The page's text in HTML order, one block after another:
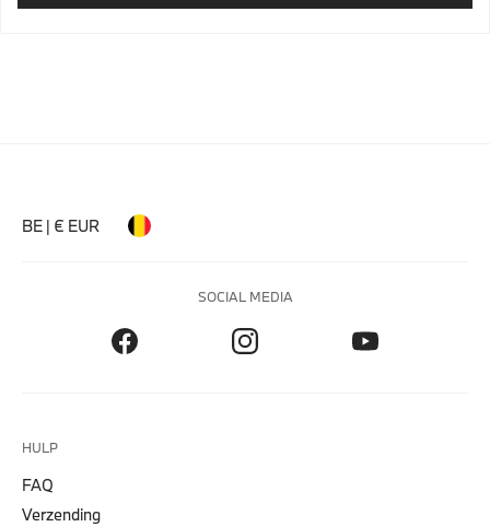
BE | € EUR
SOCIAL MEDIA
HULP
FAQ
Verzending